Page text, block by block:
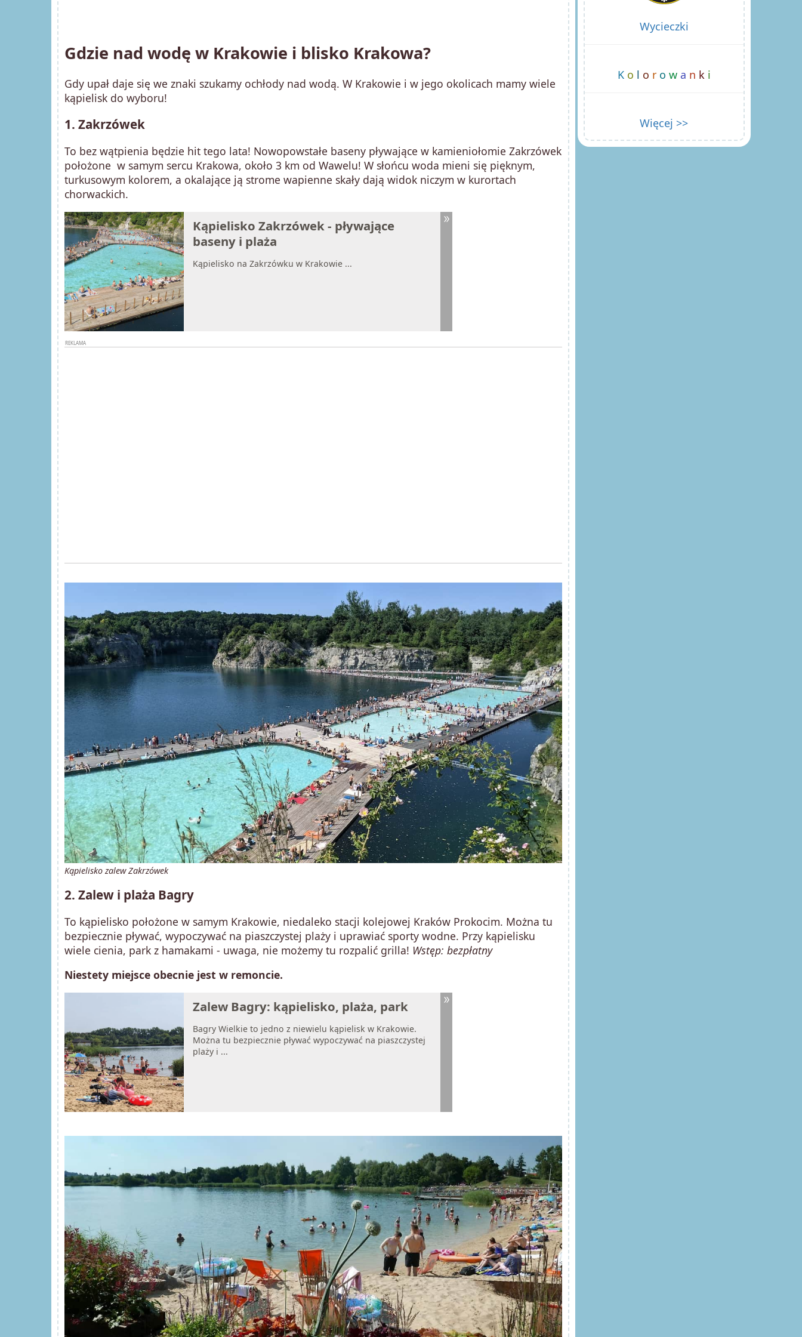
Gdzie nad wodę w Krakowie i blisko Krakowa?
Gdy upał daje się we znaki szukamy ochłody nad wodą. W Krakowie i w jego okolicach mamy wiele
kąpielisk do wyboru!
1. Zakrzówek
To bez wątpienia będzie hit tego lata! Nowopowstałe baseny pływające w kamieniołomie Zakrzówek
położone w samym sercu Krakowa, około 3 km od Wawelu! W słońcu woda mieni się pięknym,
turkusowym kolorem, a okalające ją strome wapienne skały dają widok niczym w kurortach
chorwackich.
Kąpielisko Zakrzówek - pływające
baseny i plaża
Kąpielisko na Zakrzówku w Krakowie ...
Kąpielisko zalew Zakrzówek
2. Zalew i plaża Bagry
To kąpielisko położone w samym Krakowie, niedaleko stacji kolejowej Kraków Prokocim. Można tu
bezpiecznie pływać, wypoczywać na piaszczystej plaży i uprawiać sporty wodne. Przy kąpielisku
wiele cienia, park z hamakami - uwaga, nie możemy tu rozpalić grilla! Wstęp: bezpłatny
Niestety miejsce obecnie jest w remoncie.
Zalew Bagry: kąpielisko, plaża, park
Bagry Wielkie to jedno z niewielu kąpielisk w Krakowie.
Można tu bezpiecznie pływać wypoczywać na piaszczystej
plaży i ...
Wycieczki
K o l o r o w a n k i
Więcej >>